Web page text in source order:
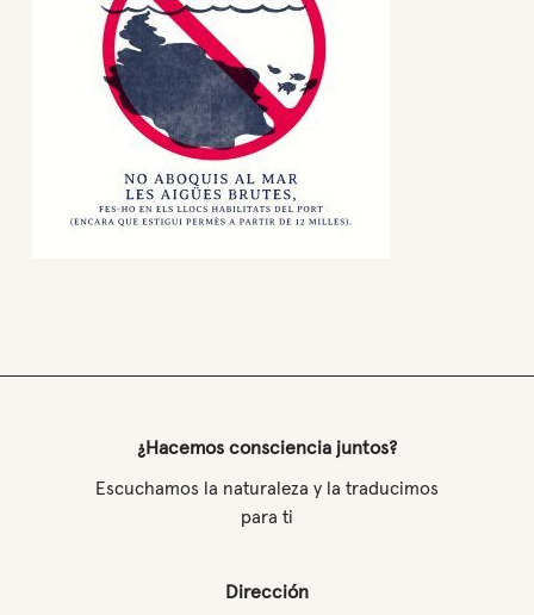
¿Hacemos consciencia juntos?
Escuchamos la naturaleza y la traducimos
para ti
Dirección